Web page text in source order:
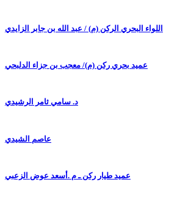
اللواء البحري الركن (م) / عبد الله بن جابر الزايدي
عميد بحري ركن (م)/ معجب بن جزاء الدلبحي
د. سامي ثامر الرشيدي
عاصم الشيدي
عميد طيار ركن ـ م .أسعد عوض الزعبي